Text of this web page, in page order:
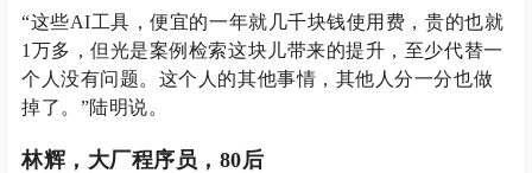
“这些AI工具，便宜的一年就几千块钱使用费，贵的也就
1万多，但光是案例检索这块儿带来的提升，至少代替一
个人没有问题。这个人的其他事情，其他人分一分也做
掉了。”陆明说。
林辉，大厂程序员，80后